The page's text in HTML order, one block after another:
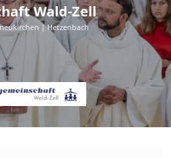
Wald-Zell
| Hetzenbach